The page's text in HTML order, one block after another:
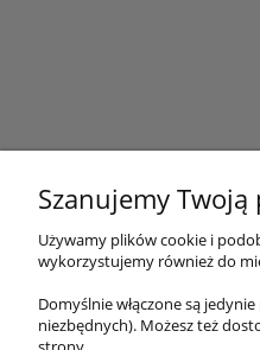
O nas
O firmie
Kontakt
Szanujemy
Używamy plików cookie i
wykorzystujemy również do
Domyślnie włączone są
niezbędnych). Możesz też